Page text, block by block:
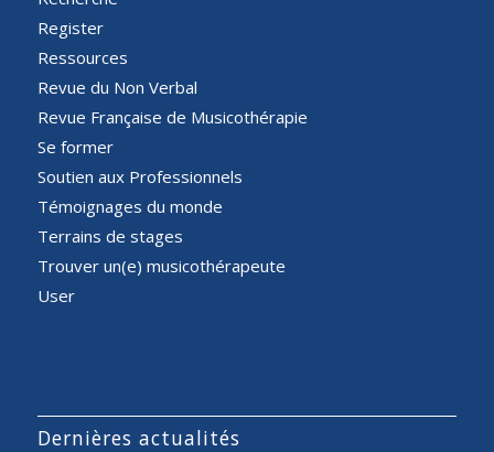
Register
Ressources
Revue du Non Verbal
Revue Française de Musicothérapie
Se former
Soutien aux Professionnels
Témoignages du monde
Terrains de stages
Trouver un(e) musicothérapeute
User
Dernières actualités